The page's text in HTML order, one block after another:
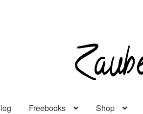
Freebooks Shop